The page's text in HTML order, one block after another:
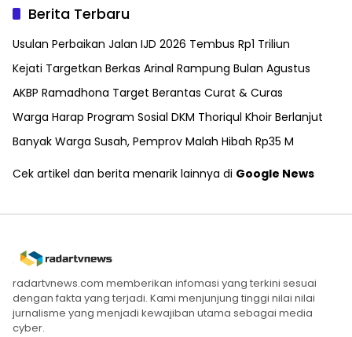
Berita Terbaru
Usulan Perbaikan Jalan IJD 2026 Tembus Rp1 Triliun
Kejati Targetkan Berkas Arinal Rampung Bulan Agustus
AKBP Ramadhona Target Berantas Curat & Curas
Warga Harap Program Sosial DKM Thoriqul Khoir Berlanjut
Banyak Warga Susah, Pemprov Malah Hibah Rp35 M
Cek artikel dan berita menarik lainnya di Google News
radartvnews.com memberikan infomasi yang terkini sesuai
dengan fakta yang terjadi. Kami menjunjung tinggi nilai nilai
jurnalisme yang menjadi kewajiban utama sebagai media
cyber.